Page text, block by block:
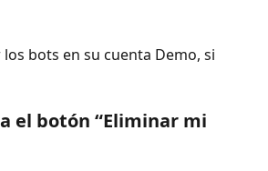
bots en su cuenta Demo, si
el botón “Eliminar mi